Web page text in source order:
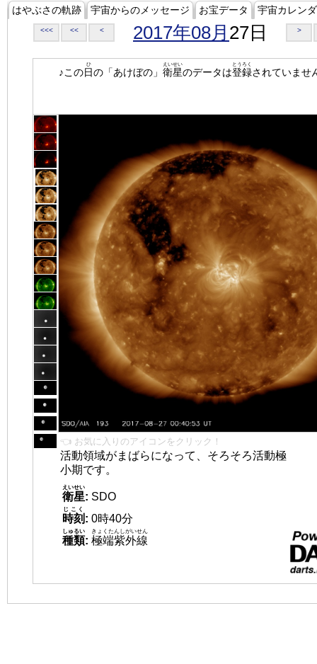
はやぶさの軌跡 宇宙からのメッセージ お宝データ 宇宙カレン
<<< << < 2017年08月 27日 >
♪この日
ひ
の「あけぼの」 衛星
えいせい
のデータは登録
とうろく
されていませ
👈 お気に入りのアイコンをクリック！
活動領域がまばらになって、そろそろ活動極
小期です。
衛星
えいせい
: SDO
時刻
じこく
: 0時40分
種類
しゅるい
: 極端紫外線
きょくたんしがいせん